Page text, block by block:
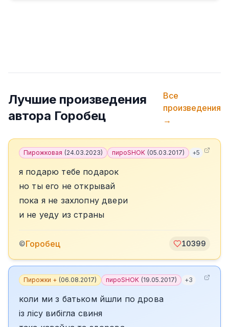
Лучшие произведения
автора Горобец
Все
произведения
→
Пирожковая (24.03.2023) пироSHOK (05.03.2017) +5
я подарю тебе подарок
но ты его не открывай
пока я не захлопну двери
и не уеду из страны
©Горобец 10399
Пирожки + (06.08.2017) пироSHOK (19.05.2017) +3
коли ми з батьком йшли по дрова
із лісу вибігла свиня